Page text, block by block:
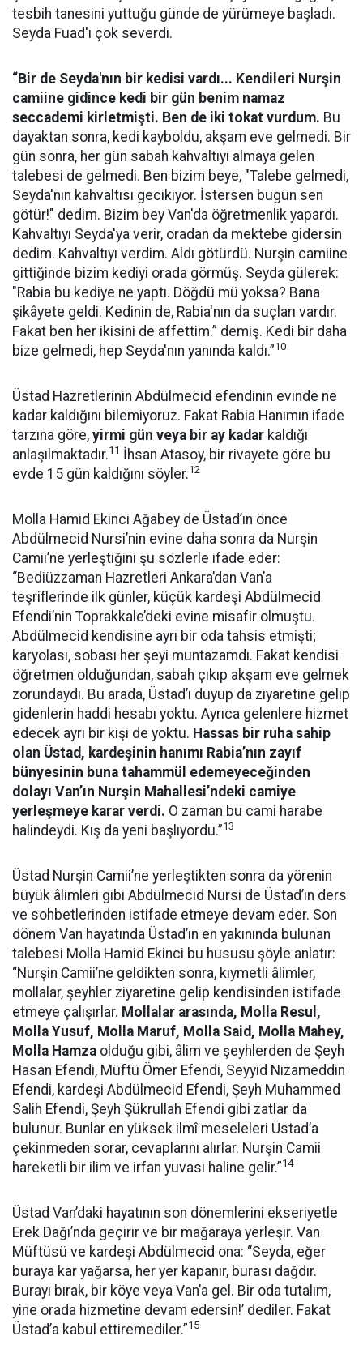
tesbih tanesini yuttuğu günde de yürümeye başladı.
Seyda Fuad'ı çok severdi.
“Bir de Seyda'nın bir kedisi vardı... Kendileri Nurşin
camiine gidince kedi bir gün benim namaz
seccademi kirletmişti. Ben de iki tokat vurdum. Bu
dayaktan sonra, kedi kayboldu, akşam eve gelmedi. Bir
gün sonra, her gün sabah kahvaltıyı almaya gelen
talebesi de gelmedi. Ben bizim beye, "Talebe gelmedi,
Seyda'nın kahvaltısı gecikiyor. İstersen bugün sen
götür!" dedim. Bizim bey Van'da öğretmenlik yapardı.
Kahvaltıyı Seyda'ya verir, oradan da mektebe gidersin
dedim. Kahvaltıyı verdim. Aldı götürdü. Nurşin camiine
gittiğinde bizim kediyi orada görmüş. Seyda gülerek:
"Rabia bu kediye ne yaptı. Döğdü mü yoksa? Bana
şikâyete geldi. Kedinin de, Rabia'nın da suçları vardır.
Fakat ben her ikisini de affettim.” demiş. Kedi bir daha
bize gelmedi, hep Seyda'nın yanında kaldı.”10
Üstad Hazretlerinin Abdülmecid efendinin evinde ne
kadar kaldığını bilemiyoruz. Fakat Rabia Hanımın ifade
tarzına göre, yirmi gün veya bir ay kadar kaldığı
anlaşılmaktadır.11 İhsan Atasoy, bir rivayete göre bu
evde 15 gün kaldığını söyler.12
Molla Hamid Ekinci Ağabey de Üstad’ın önce
Abdülmecid Nursi’nin evine daha sonra da Nurşin
Camii’ne yerleştiğini şu sözlerle ifade eder:
“Bediüzzaman Hazretleri Ankara’dan Van’a
teşriflerinde ilk günler, küçük kardeşi Abdülmecid
Efendi’nin Toprakkale’deki evine misafir olmuştu.
Abdülmecid kendisine ayrı bir oda tahsis etmişti;
karyolası, sobası her şeyi muntazamdı. Fakat kendisi
öğretmen olduğundan, sabah çıkıp akşam eve gelmek
zorundaydı. Bu arada, Üstad’ı duyup da ziyaretine gelip
gidenlerin haddi hesabı yoktu. Ayrıca gelenlere hizmet
edecek ayrı bir kişi de yoktu. Hassas bir ruha sahip
olan Üstad, kardeşinin hanımı Rabia’nın zayıf
bünyesinin buna tahammül edemeyeceğinden
dolayı Van’ın Nurşin Mahallesi’ndeki camiye
yerleşmeye karar verdi. O zaman bu cami harabe
halindeydi. Kış da yeni başlıyordu.”13
Üstad Nurşin Camii’ne yerleştikten sonra da yörenin
büyük âlimleri gibi Abdülmecid Nursi de Üstad’ın ders
ve sohbetlerinden istifade etmeye devam eder. Son
dönem Van hayatında Üstad’ın en yakınında bulunan
talebesi Molla Hamid Ekinci bu hususu şöyle anlatır:
“Nurşin Camii’ne geldikten sonra, kıymetli âlimler,
mollalar, şeyhler ziyaretine gelip kendisinden istifade
etmeye çalışırlar. Mollalar arasında, Molla Resul,
Molla Yusuf, Molla Maruf, Molla Said, Molla Mahey,
Molla Hamza olduğu gibi, âlim ve şeyhlerden de Şeyh
Hasan Efendi, Müftü Ömer Efendi, Seyyid Nizameddin
Efendi, kardeşi Abdülmecid Efendi, Şeyh Muhammed
Salih Efendi, Şeyh Şükrullah Efendi gibi zatlar da
bulunur. Bunlar en yüksek ilmî meseleleri Üstad’a
çekinmeden sorar, cevaplarını alırlar. Nurşin Camii
hareketli bir ilim ve irfan yuvası haline gelir.”14
Üstad Van’daki hayatının son dönemlerini ekseriyetle
Erek Dağı’nda geçirir ve bir mağaraya yerleşir. Van
Müftüsü ve kardeşi Abdülmecid ona: “Seyda, eğer
buraya kar yağarsa, her yer kapanır, burası dağdır.
Burayı bırak, bir köye veya Van’a gel. Bir oda tutalım,
yine orada hizmetine devam edersin!’ dediler. Fakat
Üstad’a kabul ettiremediler.”15